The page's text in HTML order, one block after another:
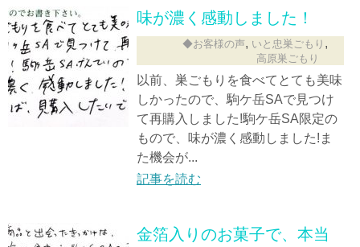
味が濃く感動しました！
◆お客様の声, いと忠巣ごもり ,
高原巣ごもり
以前、巣ごもりを食べてとても美味
しかったので、駒ケ岳SAで見つけ
て再購入しました!駒ケ岳SA限定の
もので、味が濃く感動しました!ま
た機会が...
記事を読む
金箔入りのお菓子で、本当